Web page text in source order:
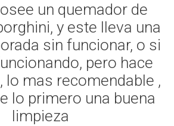
un quemador de
y este lleva una
sin funcionar, o si
pero hace
lo mas recomendable ,
lo primero una buena
limpieza